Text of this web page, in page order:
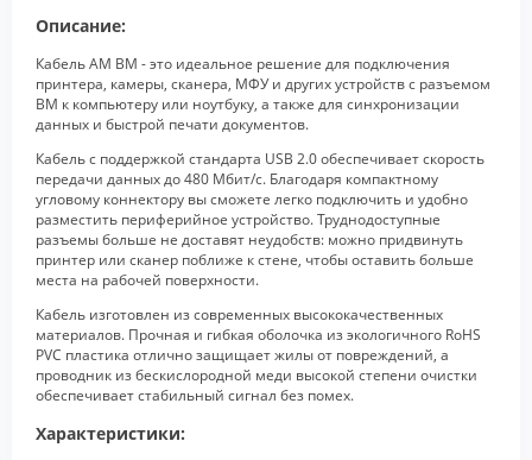
Описание:
Кабель AM BM - это идеальное решение для подключения
принтера, камеры, сканера, МФУ и других устройств с разъемом
BM к компьютеру или ноутбуку, а также для синхронизации
данных и быстрой печати документов.
Кабель с поддержкой стандарта USB 2.0 обеспечивает скорость
передачи данных до 480 Мбит/с. Благодаря компактному
угловому коннектору вы сможете легко подключить и удобно
разместить периферийное устройство. Труднодоступные
разъемы больше не доставят неудобств: можно придвинуть
принтер или сканер поближе к стене, чтобы оставить больше
места на рабочей поверхности.
Кабель изготовлен из современных высококачественных
материалов. Прочная и гибкая оболочка из экологичного RoHS
PVC пластика отлично защищает жилы от повреждений, а
проводник из бескислородной меди высокой степени очистки
обеспечивает стабильный сигнал без помех.
Характеристики: